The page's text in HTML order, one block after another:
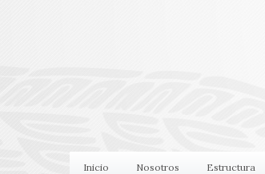
Inicio Nosotros Estructura